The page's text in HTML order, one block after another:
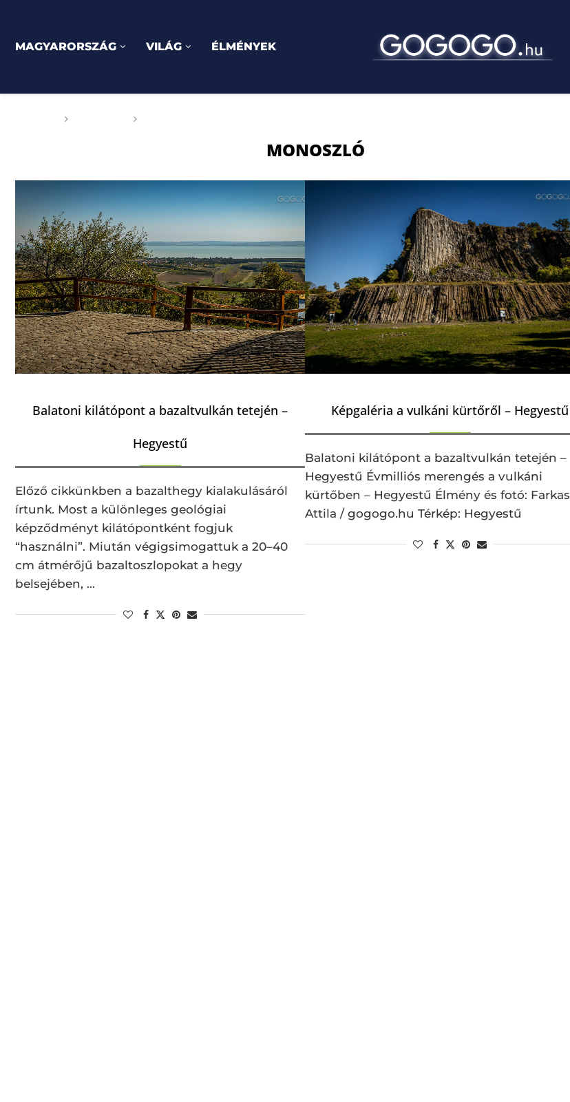
MAGYARORSZÁG VILÁG ÉLMÉNYEK
MONOSZLÓ
Balatoni kilátópont a bazaltvulkán tetején –
Hegyestű
Előző cikkünkben a bazalthegy kialakulásáról
írtunk. Most a különleges geológiai
képződményt kilátópontként fogjuk
“használni”. Miután végigsimogattuk a 20–40
cm átmérőjű bazaltoszlopokat a hegy
belsejében, …
Képgaléria a vulkáni kürtőről – Hegyestű
Balatoni kilátópont a bazaltvulkán tetején –
Hegyestű Évmilliós merengés a vulkáni
kürtőben – Hegyestű Élmény és fotó: Farkas
Attila / gogogo.hu Térkép: Hegyestű